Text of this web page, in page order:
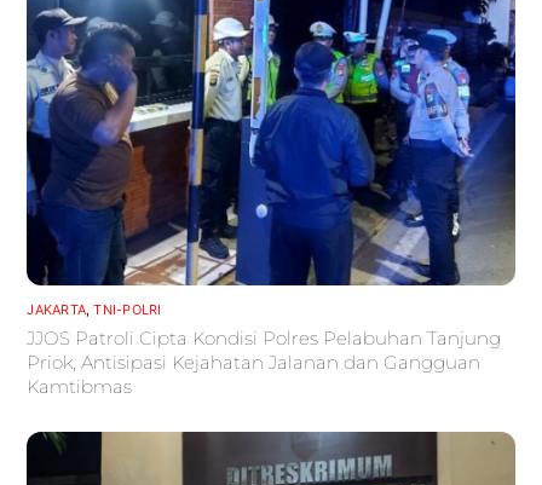
JAKARTA,TNI-POLRI
JJOS Patroli Cipta Kondisi Polres Pelabuhan Tanjung
Priok, Antisipasi Kejahatan Jalanan dan Gangguan
Kamtibmas